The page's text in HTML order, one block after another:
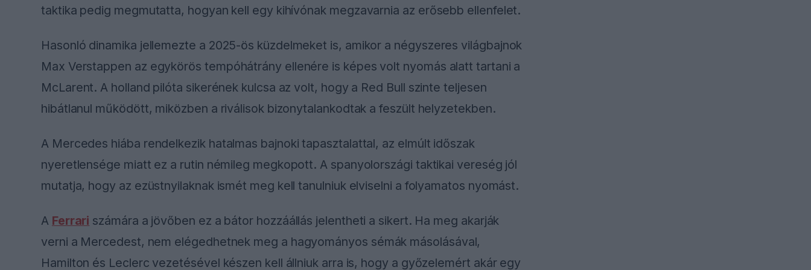
taktika pedig megmutatta, hogyan kell egy kihívónak megzavarnia az erősebb ellenfelet.
Hasonló dinamika jellemezte a 2025-ös küzdelmeket is, amikor a négyszeres világbajnok
Max Verstappen az egykörös tempóhátrány ellenére is képes volt nyomás alatt tartani a
McLarent. A holland pilóta sikerének kulcsa az volt, hogy a Red Bull szinte teljesen
hibátlanul működött, miközben a riválisok bizonytalankodtak a feszült helyzetekben.
A Mercedes hiába rendelkezik hatalmas bajnoki tapasztalattal, az elmúlt időszak
nyeretlensége miatt ez a rutin némileg megkopott. A spanyolországi taktikai vereség jól
mutatja, hogy az ezüstnyilaknak ismét meg kell tanulniuk elviselni a folyamatos nyomást.
A Ferrari számára a jövőben ez a bátor hozzáállás jelentheti a sikert. Ha meg akarják
verni a Mercedest, nem elégedhetnek meg a hagyományos sémák másolásával,
Hamilton és Leclerc vezetésével készen kell állniuk arra is, hogy a győzelemért akár egy